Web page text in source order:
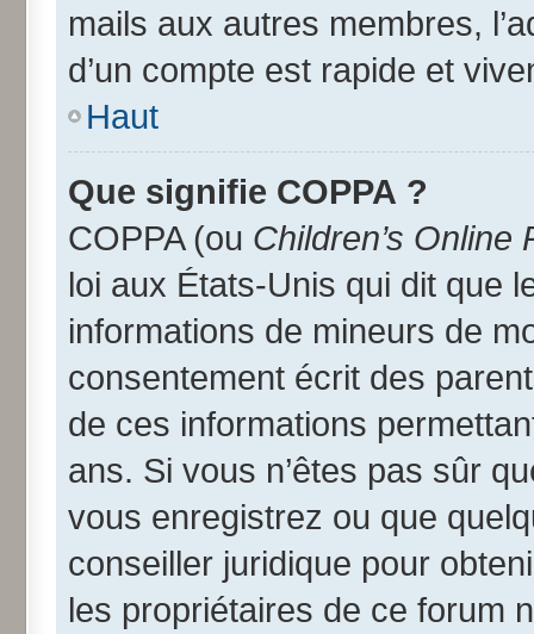
mails aux autres membres,
d’un compte est rapide et
Haut
Que signifie COPPA ?
COPPA (ou Children’s
loi aux États-Unis qui dit que
informations de mineurs de
consentement écrit des
de ces informations
ans. Si vous n’êtes pas sûr
vous enregistrez ou que
conseiller juridique pour
les propriétaires de ce forum